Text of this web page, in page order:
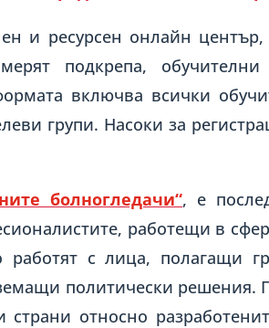
и ресурсен онлайн
подкрепа,
включва всички
групи. Насоки за
болногледачи“, е
работещи в
работят с лица, полагащи
политически
страни относно